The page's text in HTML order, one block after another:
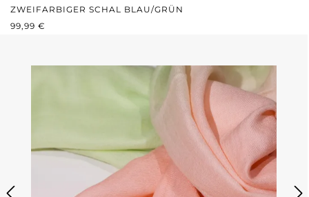
ZWEIFARBIGER SCHAL BLAU/GRÜN
REGULÄRER PREIS:
99,99 €